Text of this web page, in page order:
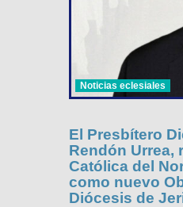
Noticias eclesiales
El Presbítero
Rendón Urrea,
Católica del
como nuevo
Diócesis de